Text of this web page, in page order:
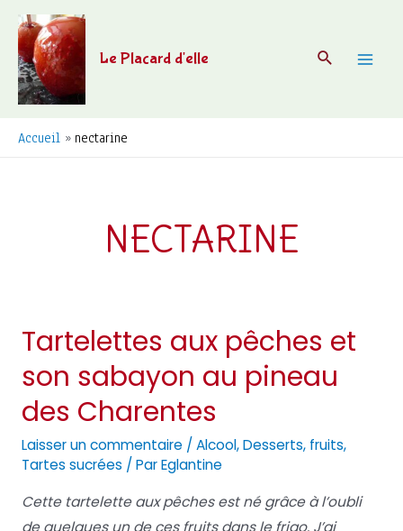
Aller
contenu
Le Placard d'elle
Accueil nectarine
NECTARINE
Tartelettes aux pêches et
son sabayon au pineau
des Charentes
Laisser un commentaire / Alcool,Desserts, fruits,
Tartes sucrées / ParEglantine
Cette tartelette aux pêches est né grâce à l’oubli
de quelques un de ces fruits dans le frigo. J’ai